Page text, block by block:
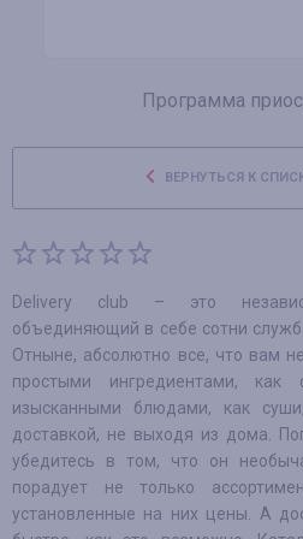
Программа
ВЕРНУТЬСЯ К
Delivery club – это
объединяющий в себе сотни служб
Отныне, абсолютно все, что вам
простыми ингредиентами, как
изысканными блюдами, как
доставкой, не выходя из дома.
убедитесь в том, что он
порадует не только
установленные на них цены. А